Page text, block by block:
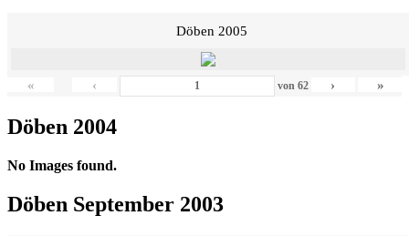
Döben 2005
« ‹ von 62 › »
Döben 2004
No Images found.
Döben September 2003